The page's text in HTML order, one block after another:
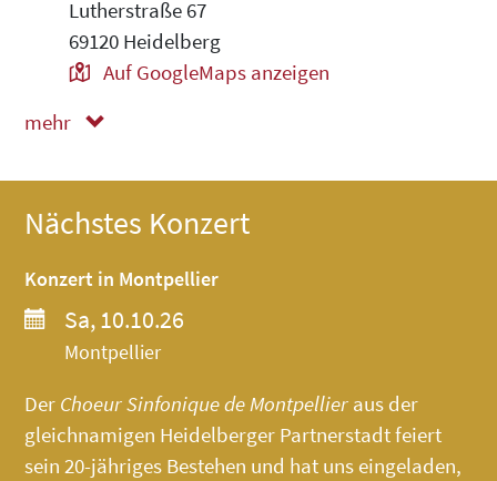
Lutherstraße 67
69120 Heidelberg
Auf GoogleMaps anzeigen
mehr
Nächstes Konzert
Konzert in Montpellier
Sa, 10.10.26
Montpellier
Der Choeur Sinfonique de Montpellier aus der
gleichnamigen Heidelberger Partnerstadt feiert
sein 20-jähriges Bestehen und hat uns eingeladen,